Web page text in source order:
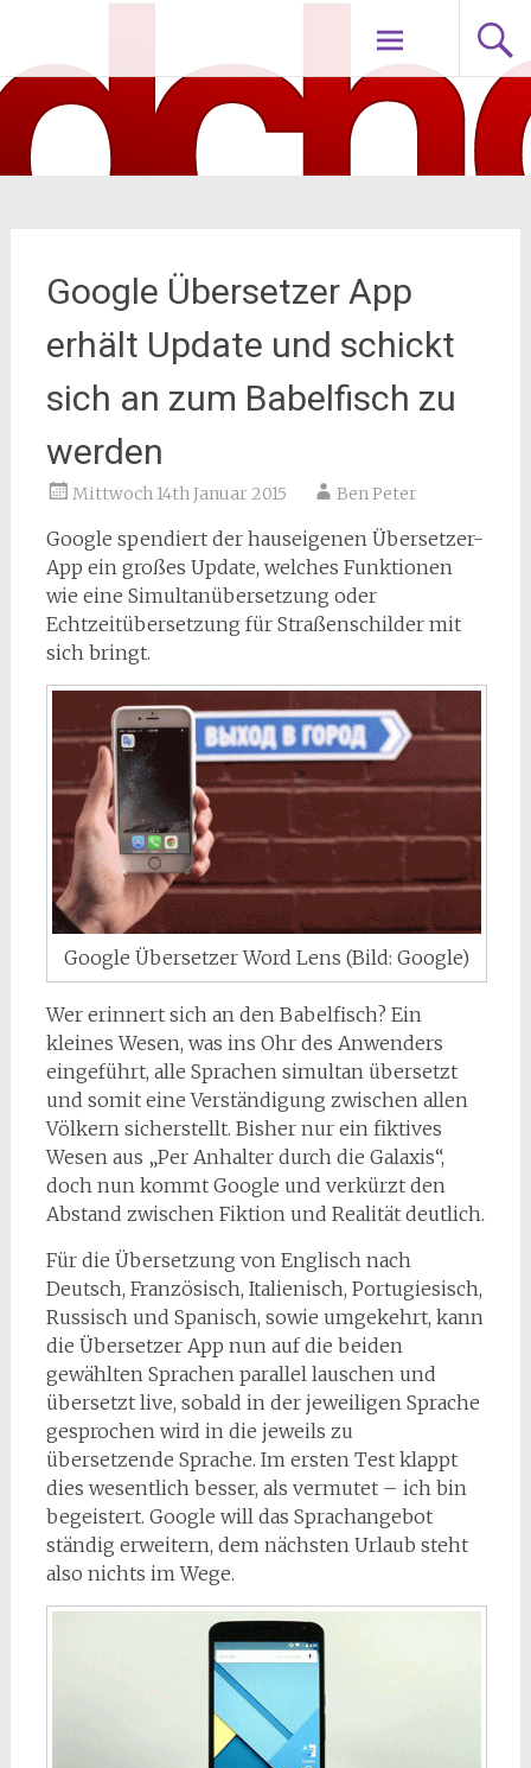
springen
Google Übersetzer App
erhält Update und schickt
sich an zum Babelfisch zu
werden
Mittwoch 14th Januar 2015 Ben Peter
Google spendiert der hauseigenen Übersetzer-
App ein großes Update, welches Funktionen
wie eine Simultanübersetzung oder
Echtzeitübersetzung für Straßenschilder mit
sich bringt.
Google Übersetzer Word Lens (Bild: Google)
Wer erinnert sich an den Babelfisch? Ein
kleines Wesen, was ins Ohr des Anwenders
eingeführt, alle Sprachen simultan übersetzt
und somit eine Verständigung zwischen allen
Völkern sicherstellt. Bisher nur ein fiktives
Wesen aus „Per Anhalter durch die Galaxis“,
doch nun kommt Google und verkürzt den
Abstand zwischen Fiktion und Realität deutlich.
Für die Übersetzung von Englisch nach
Deutsch, Französisch, Italienisch, Portugiesisch,
Russisch und Spanisch, sowie umgekehrt, kann
die Übersetzer App nun auf die beiden
gewählten Sprachen parallel lauschen und
übersetzt live, sobald in der jeweiligen Sprache
gesprochen wird in die jeweils zu
übersetzende Sprache. Im ersten Test klappt
dies wesentlich besser, als vermutet – ich bin
begeistert. Google will das Sprachangebot
ständig erweitern, dem nächsten Urlaub steht
also nichts im Wege.